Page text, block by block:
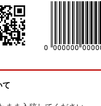
て